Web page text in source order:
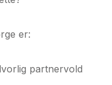
er:
partnervold